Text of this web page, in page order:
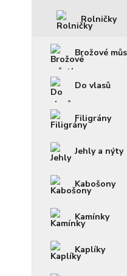
Rolničky
Brožové
Do vlasů
Filigrány
Jehly a nýty
Kabošony
Kamínky
Kaplíky